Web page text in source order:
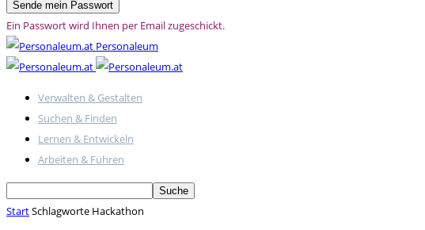
Ein Passwort wird Ihnen per Email zugeschickt.
Personaleum
Verwalten & Gestalten
Suchen & Finden
Lernen & Entwickeln
Arbeiten & Führen
StartSchlagworte Hackathon